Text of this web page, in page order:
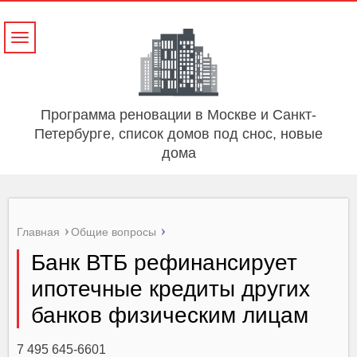
Программа реновации в Москве и Санкт-
Петербурге, список домов под снос, новые
дома
Навигация
Главная Общие вопросы
Банк ВТБ рефинансирует
ипотечные кредиты других
банков физическим лицам
7 495 645-6601